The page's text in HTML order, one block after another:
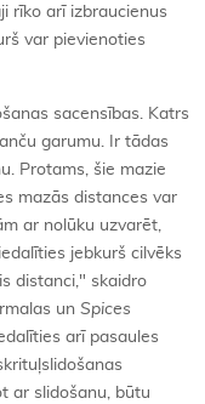
rīko arī izbraucienus
var pievienoties
sacensības. Katrs
garumu. Ir tādas
Protams, šie mazie
mazās distances var
ar nolūku uzvarēt,
jebkurš cilvēks
distanci," skaidro
un Spices
arī pasaules
ar slidošanu, būtu